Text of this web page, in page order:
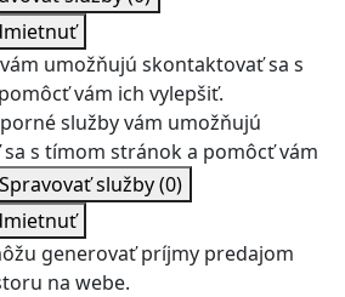
umožňujú skontaktovať sa s
vám ich vylepšiť.
služby vám umožňujú
s tímom stránok a pomôcť vám
Spravovať služby(0)
generovať príjmy predajom
na webe.